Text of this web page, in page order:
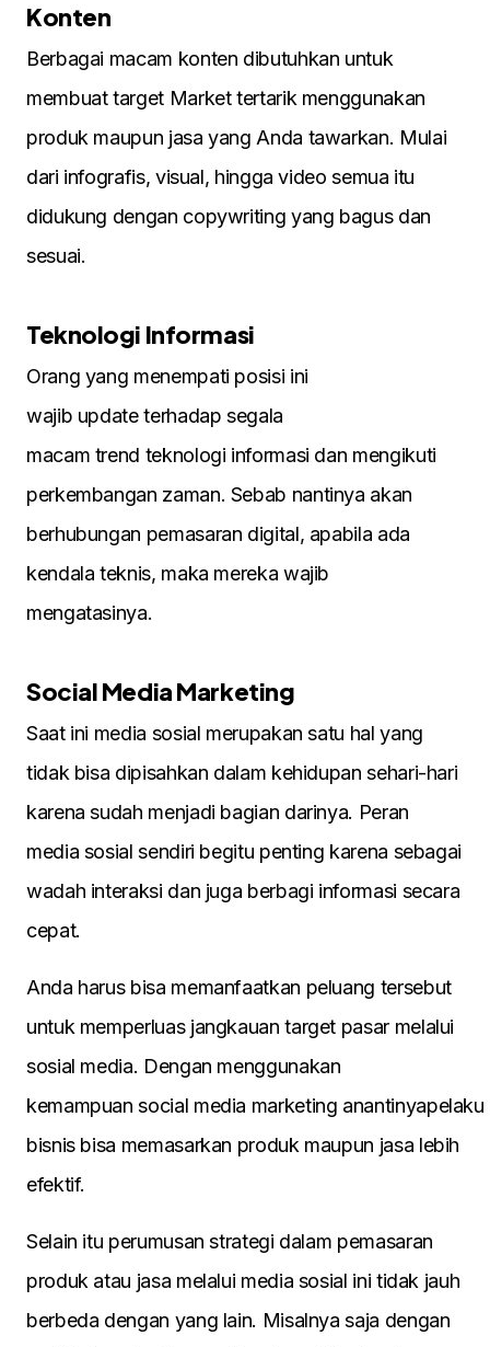
Konten
Berbagai macam konten dibutuhkan untuk
membuat target Market tertarik menggunakan
produk maupun jasa yang Anda tawarkan. Mulai
dari infografis, visual, hingga video semua itu
didukung dengan copywriting yang bagus dan
sesuai.
Teknologi Informasi
Orang yang menempati posisi ini
wajib update terhadap segala
macam trend teknologi informasi dan mengikuti
perkembangan zaman. Sebab nantinya akan
berhubungan pemasaran digital, apabila ada
kendala teknis, maka mereka wajib
mengatasinya.
Social Media Marketing
Saat ini media sosial merupakan satu hal yang
tidak bisa dipisahkan dalam kehidupan sehari-hari
karena sudah menjadi bagian darinya. Peran
media sosial sendiri begitu penting karena sebagai
wadah interaksi dan juga berbagi informasi secara
cepat.
Anda harus bisa memanfaatkan peluang tersebut
untuk memperluas jangkauan target pasar melalui
sosial media. Dengan menggunakan
kemampuan social media marketing anantinyapelaku
bisnis bisa memasarkan produk maupun jasa lebih
efektif.
Selain itu perumusan strategi dalam pemasaran
produk atau jasa melalui media sosial ini tidak jauh
berbeda dengan yang lain. Misalnya saja dengan